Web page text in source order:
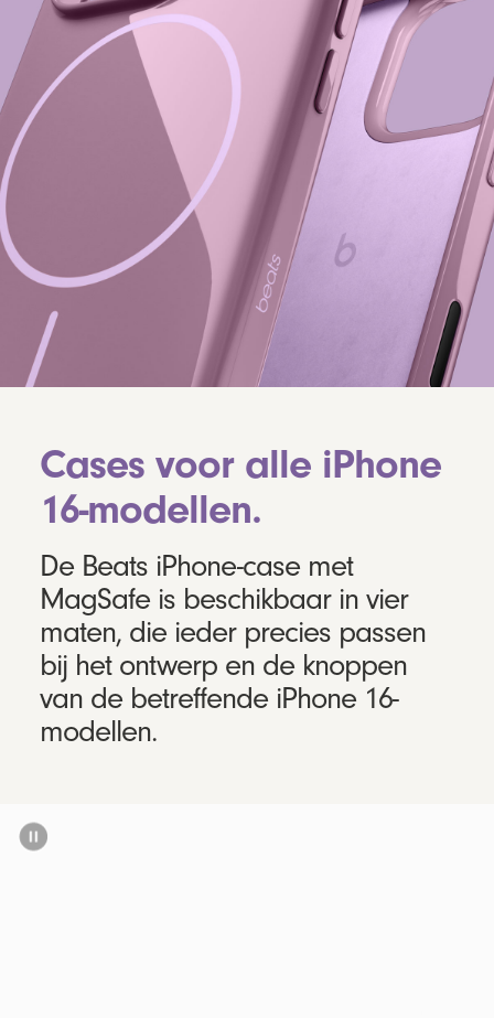
Cases voor alle iPhone
16-modellen.
De Beats iPhone-case met
MagSafe is beschikbaar in vier
maten, die ieder precies passen
bij het ontwerp en de knoppen
van de betreffende iPhone 16-
modellen.